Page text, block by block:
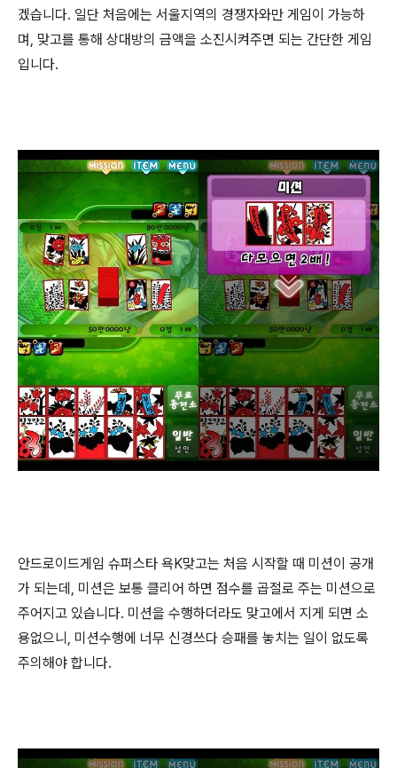
겠습니다. 일단 처음에는 서울지역의 경쟁자와만 게임이 가능하
며, 맞고를 통해 상대방의 금액을 소진시켜주면 되는 간단한 게임
입니다.
안드로이드게임 슈퍼스타 욕K맞고는 처음 시작할 때 미션이 공개
가 되는데, 미션은 보통 클리어 하면 점수를 곱절로 주는 미션으로
주어지고 있습니다. 미션을 수행하더라도 맞고에서 지게 되면 소
용없으니, 미션수행에 너무 신경쓰다 승패를 놓치는 일이 없도록
주의해야 합니다.